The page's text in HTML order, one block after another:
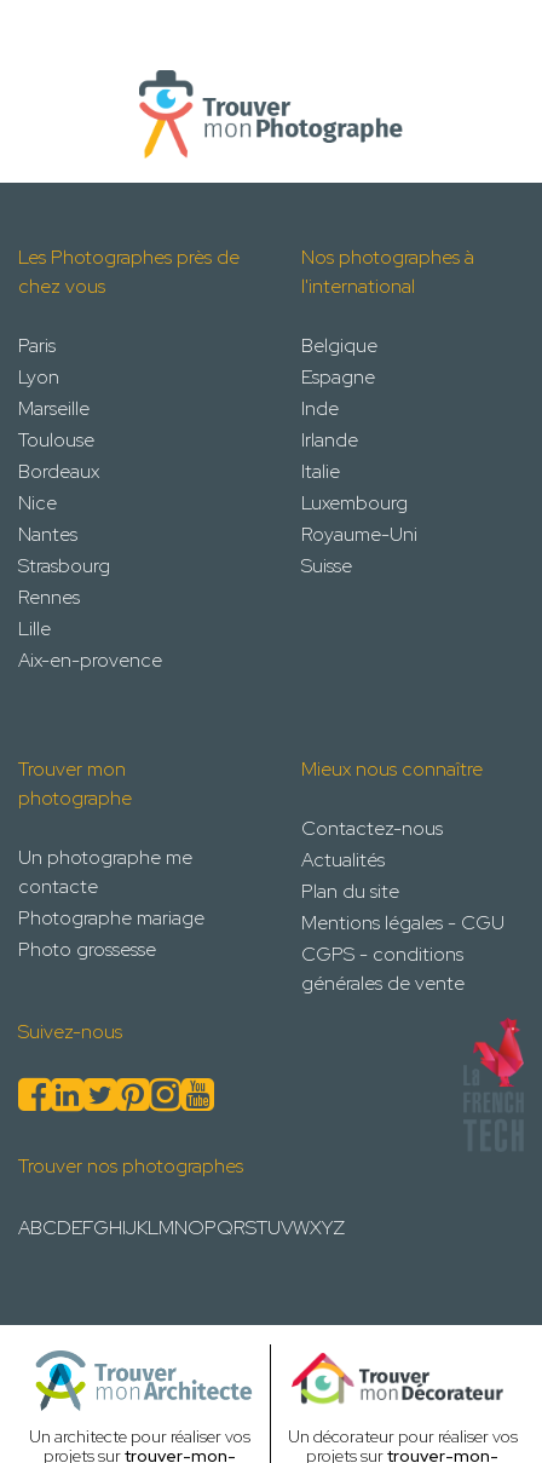
Les Photographes près de
chez vous
Paris
Lyon
Marseille
Toulouse
Bordeaux
Nice
Nantes
Strasbourg
Rennes
Lille
Aix-en-provence
Nos photographes à
l'international
Belgique
Espagne
Inde
Irlande
Italie
Luxembourg
Royaume-Uni
Suisse
Trouver mon
photographe
Un photographe me
contacte
Photographe mariage
Photo grossesse
Mieux nous connaître
Contactez-nous
Actualités
Plan du site
Mentions légales - CGU
CGPS - conditions
générales de vente
Suivez-nous
Trouver nos photographes
ABCDEFGHIJKLMNOPQRSTUVWXYZ
Un architecte pour réaliser vos
projets surtrouver-mon-
Un décorateur pour réaliser vos
projets surtrouver-mon-